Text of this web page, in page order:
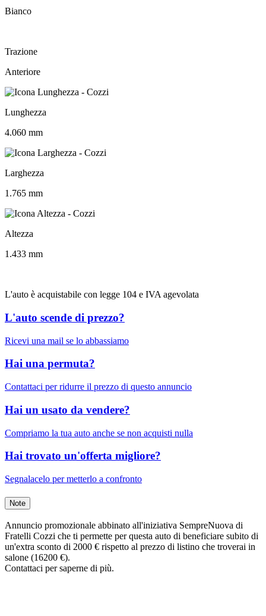
Bianco
Trazione
Anteriore
Lunghezza
4.060 mm
Larghezza
1.765 mm
Altezza
1.433 mm
L'auto è acquistabile con legge 104 e IVA agevolata
L'auto scende di prezzo?
Ricevi una mail se lo abbassiamo
Hai una permuta?
Contattaci per ridurre il prezzo di questo annuncio
Hai un usato da vendere?
Compriamo la tua auto anche se non acquisti nulla
Hai trovato un'offerta migliore?
Segnalacelo per metterlo a confronto
Note
Annuncio promozionale abbinato all'iniziativa SempreNuova di
Fratelli Cozzi che ti permette per questa auto di beneficiare subito di
un'extra sconto di 2000 € rispetto al prezzo di listino che troverai in
salone (16200 €).
Contattaci per saperne di più.